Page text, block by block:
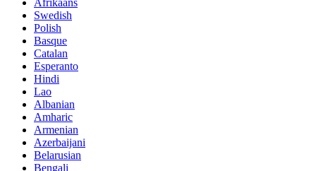
Afrikaans
Swedish
Polish
Basque
Catalan
Esperanto
Hindi
Lao
Albanian
Amharic
Armenian
Azerbaijani
Belarusian
Bengali